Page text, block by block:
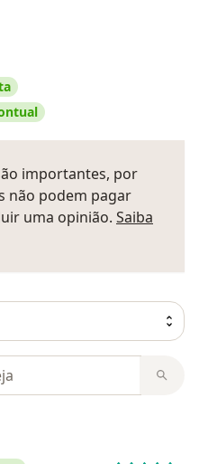
importantes, por
não podem pagar
uma opinião. Saiba